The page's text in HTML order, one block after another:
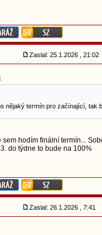
Zaslal: 25.1.2026 , 21:02
nějaký termín pro začínající, tak
sem hodím finální termín...
do týdne to bude na 100%
Zaslal: 26.1.2026 , 7:41